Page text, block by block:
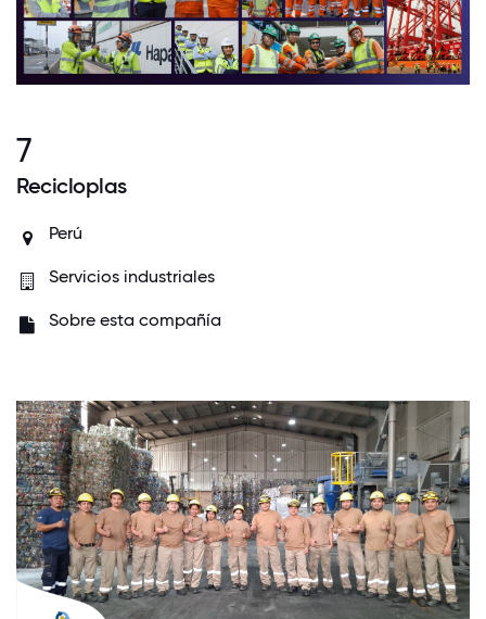
7
Recicloplas
Perú
Servicios industriales
Sobre esta compañía